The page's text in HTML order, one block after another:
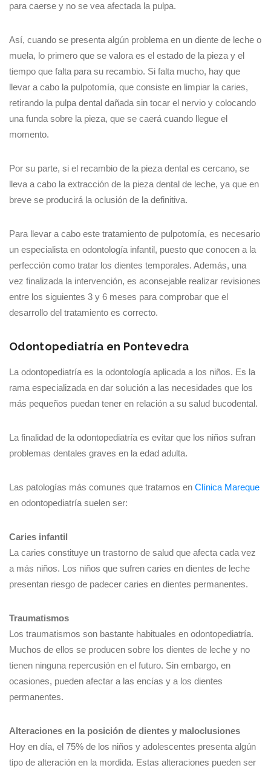
para caerse y no se vea afectada la pulpa.
Así, cuando se presenta algún problema en un diente de leche o
muela, lo primero que se valora es el estado de la pieza y el
tiempo que falta para su recambio. Si falta mucho, hay que
llevar a cabo la pulpotomía, que consiste en limpiar la caries,
retirando la pulpa dental dañada sin tocar el nervio y colocando
una funda sobre la pieza, que se caerá cuando llegue el
momento.
Por su parte, si el recambio de la pieza dental es cercano, se
lleva a cabo la extracción de la pieza dental de leche, ya que en
breve se producirá la oclusión de la definitiva.
Para llevar a cabo este tratamiento de pulpotomía, es necesario
un especialista en odontología infantil, puesto que conocen a la
perfección como tratar los dientes temporales. Además, una
vez finalizada la intervención, es aconsejable realizar revisiones
entre los siguientes 3 y 6 meses para comprobar que el
desarrollo del tratamiento es correcto.
Odontopediatría en Pontevedra
La odontopediatría es la odontología aplicada a los niños. Es la
rama especializada en dar solución a las necesidades que los
más pequeños puedan tener en relación a su salud bucodental.
La finalidad de la odontopediatría es evitar que los niños sufran
problemas dentales graves en la edad adulta.
Las patologías más comunes que tratamos en Clínica Mareque
en odontopediatría suelen ser:
Caries infantil
La caries constituye un trastorno de salud que afecta cada vez
a más niños. Los niños que sufren caries en dientes de leche
presentan riesgo de padecer caries en dientes permanentes.
Traumatismos
Los traumatismos son bastante habituales en odontopediatría.
Muchos de ellos se producen sobre los dientes de leche y no
tienen ninguna repercusión en el futuro. Sin embargo, en
ocasiones, pueden afectar a las encías y a los dientes
permanentes.
Alteraciones en la posición de dientes y maloclusiones
Hoy en día, el 75% de los niños y adolescentes presenta algún
tipo de alteración en la mordida. Estas alteraciones pueden ser